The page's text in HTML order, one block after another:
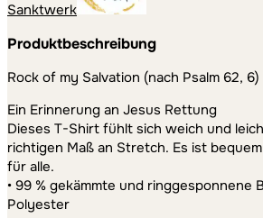
Sanktwerk
Produktbeschreibung
Rock of my Salvation (nach Psalm 62, 6)
Ein Erinnerung an Jesus Rettung
Dieses T-Shirt fühlt sich weich und
richtigen Maß an Stretch. Es ist
für alle.
• 99 % gekämmte und ringgesponnene
Polyester